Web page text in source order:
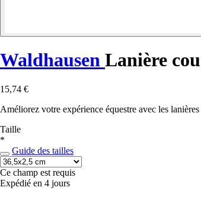
Waldhausen Lanière
15,74 €
Améliorez votre expérience équestre avec les
Taille
*
Guide des tailles
Ce champ est requis
Expédié en 4 jours